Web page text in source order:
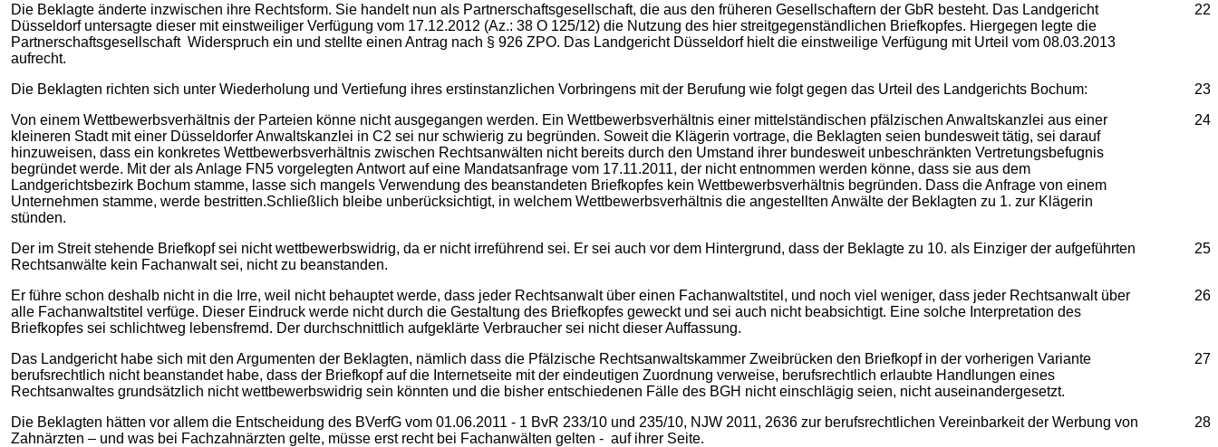
22
Die Beklagte änderte inzwischen ihre Rechtsform. Sie handelt nun als Partnerschaftsgesellschaft, die aus den früheren Gesellschaftern der GbR besteht. Das Landgericht
Düsseldorf untersagte dieser mit einstweiliger Verfügung vom 17.12.2012 (Az.: 38 O 125/12) die Nutzung des hier streitgegenständlichen Briefkopfes. Hiergegen legte die
Partnerschaftsgesellschaft Widerspruch ein und stellte einen Antrag nach § 926 ZPO. Das Landgericht Düsseldorf hielt die einstweilige Verfügung mit Urteil vom 08.03.2013
aufrecht.
23
Die Beklagten richten sich unter Wiederholung und Vertiefung ihres erstinstanzlichen Vorbringens mit der Berufung wie folgt gegen das Urteil des Landgerichts Bochum:
24
Von einem Wettbewerbsverhältnis der Parteien könne nicht ausgegangen werden. Ein Wettbewerbsverhältnis einer mittelständischen pfälzischen Anwaltskanzlei aus einer
kleineren Stadt mit einer Düsseldorfer Anwaltskanzlei in C2 sei nur schwierig zu begründen. Soweit die Klägerin vortrage, die Beklagten seien bundesweit tätig, sei darauf
hinzuweisen, dass ein konkretes Wettbewerbsverhältnis zwischen Rechtsanwälten nicht bereits durch den Umstand ihrer bundesweit unbeschränkten Vertretungsbefugnis
begründet werde. Mit der als Anlage FN5 vorgelegten Antwort auf eine Mandatsanfrage vom 17.11.2011, der nicht entnommen werden könne, dass sie aus dem
Landgerichtsbezirk Bochum stamme, lasse sich mangels Verwendung des beanstandeten Briefkopfes kein Wettbewerbsverhältnis begründen. Dass die Anfrage von einem
Unternehmen stamme, werde bestritten.Schließlich bleibe unberücksichtigt, in welchem Wettbewerbsverhältnis die angestellten Anwälte der Beklagten zu 1. zur Klägerin
stünden.
25
Der im Streit stehende Briefkopf sei nicht wettbewerbswidrig, da er nicht irreführend sei. Er sei auch vor dem Hintergrund, dass der Beklagte zu 10. als Einziger der aufgeführten
Rechtsanwälte kein Fachanwalt sei, nicht zu beanstanden.
26
Er führe schon deshalb nicht in die Irre, weil nicht behauptet werde, dass jeder Rechtsanwalt über einen Fachanwaltstitel, und noch viel weniger, dass jeder Rechtsanwalt über
alle Fachanwaltstitel verfüge. Dieser Eindruck werde nicht durch die Gestaltung des Briefkopfes geweckt und sei auch nicht beabsichtigt. Eine solche Interpretation des
Briefkopfes sei schlichtweg lebensfremd. Der durchschnittlich aufgeklärte Verbraucher sei nicht dieser Auffassung.
27
Das Landgericht habe sich mit den Argumenten der Beklagten, nämlich dass die Pfälzische Rechtsanwaltskammer Zweibrücken den Briefkopf in der vorherigen Variante
berufsrechtlich nicht beanstandet habe, dass der Briefkopf auf die Internetseite mit der eindeutigen Zuordnung verweise, berufsrechtlich erlaubte Handlungen eines
Rechtsanwaltes grundsätzlich nicht wettbewerbswidrig sein könnten und die bisher entschiedenen Fälle des BGH nicht einschlägig seien, nicht auseinandergesetzt.
28
Die Beklagten hätten vor allem die Entscheidung des BVerfG vom 01.06.2011 - 1 BvR 233/10 und 235/10, NJW 2011, 2636 zur berufsrechtlichen Vereinbarkeit der Werbung von
Zahnärzten – und was bei Fachzahnärzten gelte, müsse erst recht bei Fachanwälten gelten - auf ihrer Seite.